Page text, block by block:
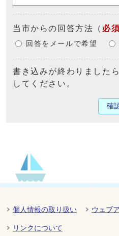
当市からの回答方法 （ 必須
回答をメールで希望
書き込みが終わりました
してください。
確
個人情報の取り扱い ウェブ
リンクについて